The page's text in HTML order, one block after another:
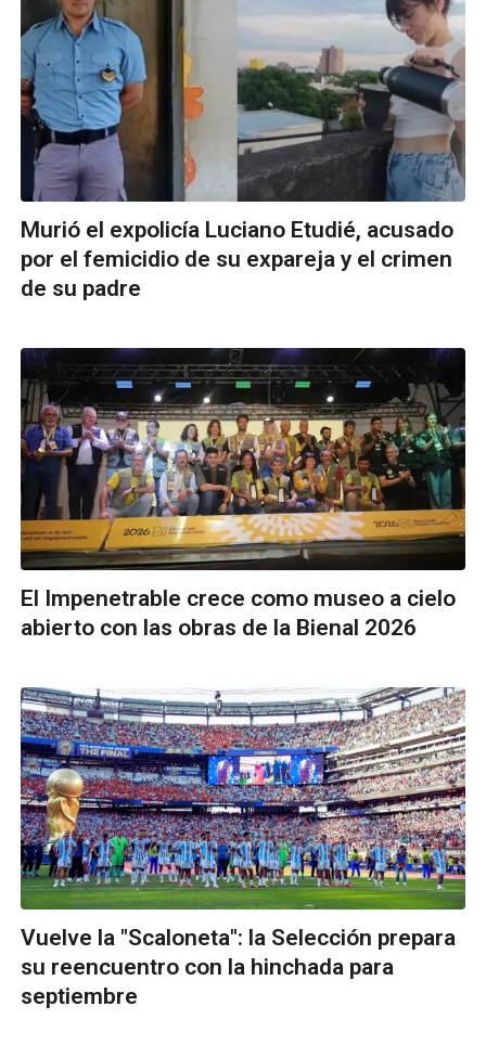
Murió el expolicía Luciano Etudié, acusado
por el femicidio de su expareja y el crimen
de su padre
El Impenetrable crece como museo a cielo
abierto con las obras de la Bienal 2026
Vuelve la "Scaloneta": la Selección prepara
su reencuentro con la hinchada para
septiembre